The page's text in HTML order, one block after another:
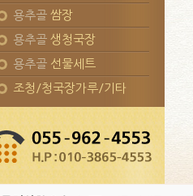
용추골 쌈장
용추골 생청국장
용추골 선물세트
조청/청국장가루/기타